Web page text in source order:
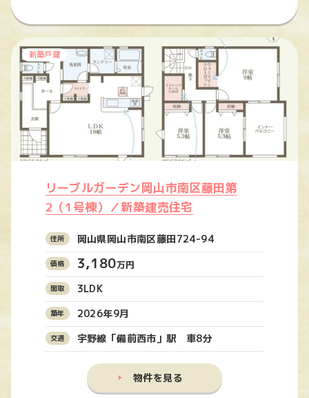
新築戸建
リーブルガーデン岡山市南区藤田第
2（1号棟）／新築建売住宅
岡山県岡山市南区藤田724-94
3,180万円
3LDK
2026年9月
宇野線「備前西市」駅 車8分
物件を見る